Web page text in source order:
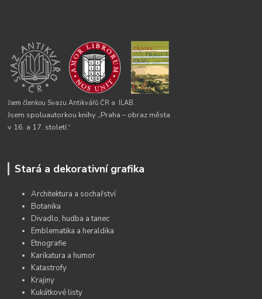
Jsem členkou Svazu Antikvářů ČR a ILAB.
Jsem spoluautorkou knihy „Praha – obraz města
v 16. a 17. století.“
Stará a dekorativní grafika
Architektura a sochařství
Botanika
Divadlo, hudba a tanec
Emblematika a heraldika
Etnografie
Karikatura a humor
Katastrofy
Krajiny
Kukátkové listy